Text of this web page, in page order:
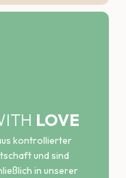
LOVE
kontrollierter
und sind
in unserer